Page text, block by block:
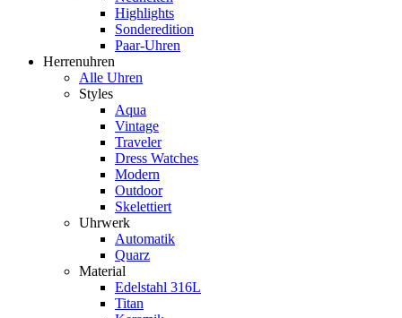
Highlights
Sonderedition
Paar-Uhren
Herrenuhren
Alle Uhren
Styles
Aqua
Vintage
Traveler
Dress Watches
Modern
Outdoor
Skelettiert
Uhrwerk
Automatik
Quarz
Material
Edelstahl 316L
Titan